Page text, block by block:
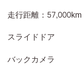
走行距離：57,000km
スライドドア
バックカメラ